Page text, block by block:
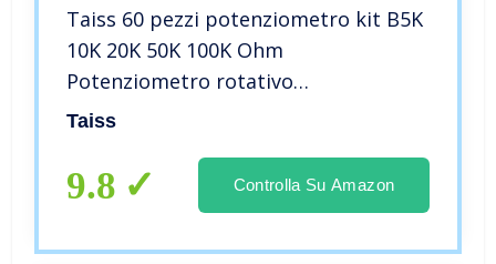
Taiss 60 pezzi potenziometro kit B5K
10K 20K 50K 100K Ohm
Potenziometro rotativo
Potenziometro lineare tipo B cono
manopole in lega di alluminio F029
Taiss
9.8 Controlla Su Amazon